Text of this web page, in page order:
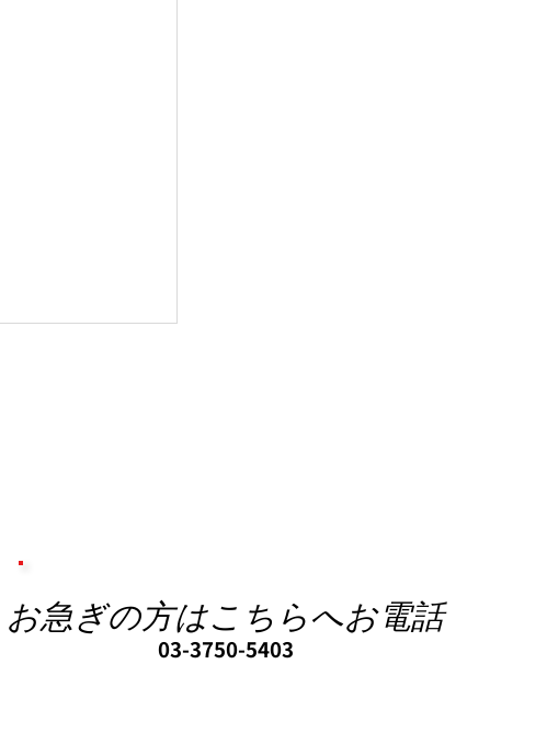
お急ぎの方はこちらへお電話
03-3750-5403